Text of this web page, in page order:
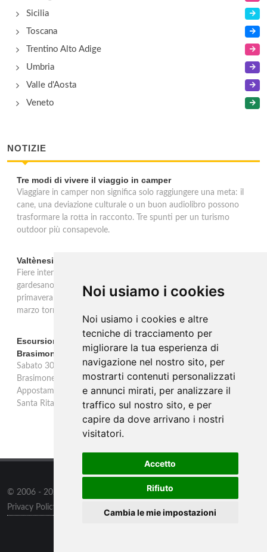
Noi usiamo i cookies
Noi usiamo i cookies e altre
tecniche di tracciamento per
migliorare la tua esperienza di
navigazione nel nostro sito, per
mostrarti contenuti personalizzati
e annunci mirati, per analizzare il
traffico sul nostro sito, e per
capire da dove arrivano i nostri
visitatori.
Accetto
Rifiuto
Cambia le mie impostazioni
Sicilia
Toscana
Trentino Alto Adige
Umbria
Valle d'Aosta
Veneto
NOTIZIE
Tre modi di vivere il viaggio in camper
Viaggiare in camper non significa solo raggiungere una meta: il
cane, una deviazione culturale o un buon audiolibro possono
trasformare la rotta in racconto. Tre spunti per un turismo
outdoor più consapevole.
Valtènesi: una primavera di eventi tra rosé e Lago di Garda
Fiere internazionali, eventi sul territorio e racconto del rosé
gardesano. Il Consorzio Valtènesi presenta il calendario della
primavera 2026 sulla sponda bresciana del Lago di Garda. Il 23
marzo torna La Prima del Valtènesi per stampa e operatori.
Escursione con appostamento ai Laghi di Suviana e
Brasimone: caccia fotografica alla fauna
Sabato 30 agosto escursione speciale ai Laghi di Suviana e
Brasimone dalle 17 alle 23 per osservare cervi, volpi, lepri e lupi.
Appostamento al crepuscolo nel massimo silenzio. Ritrovo Chiesa
Santa Rita al Brasimone, prenotazione obbligatoria.
© 2006 - 2026
tutti i diritti riservati.
Privacy Policy
Preferenze sui Cookies